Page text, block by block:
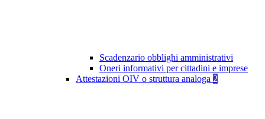
Scadenzario obblighi amministrativi
Oneri informativi per cittadini e imprese
Attestazioni OIV o struttura analoga 2